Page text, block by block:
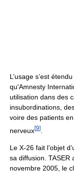
L’usage s’est
qu'Amnesty
utilisation dans des
insubordinations,
voire des patients
nerveux[9]
Le X-26 fait l’objet
sa diffusion. TASER
novembre 2005, le